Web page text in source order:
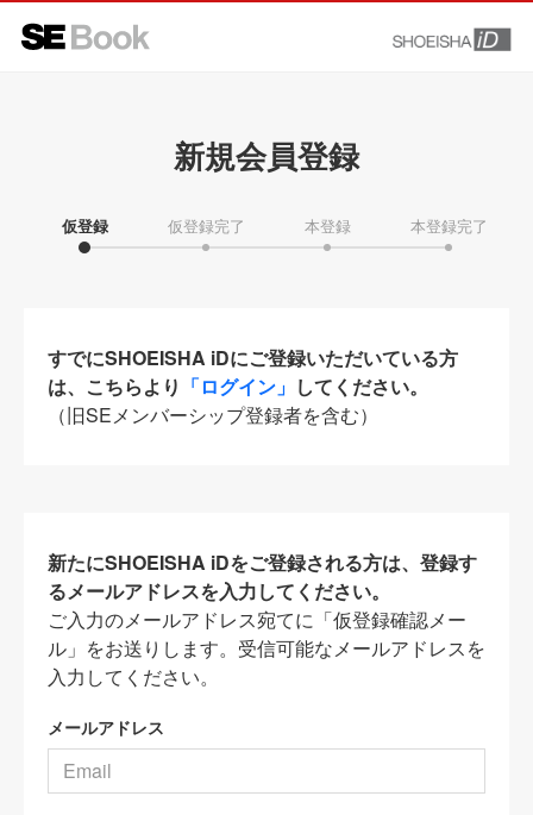
新規会員登録
仮登録 仮登録完了 本登録 本登録完了
すでにSHOEISHA iDにご登録いただいている方
は、こちらより 「ログイン」 してください。
（旧SEメンバーシップ登録者を含む）
新たにSHOEISHA iDをご登録される方は、登録す
るメールアドレスを入力してください。
ご入力のメールアドレス宛てに「仮登録確認メー
ル」をお送りします。受信可能なメールアドレスを
入力してください。
メールアドレス